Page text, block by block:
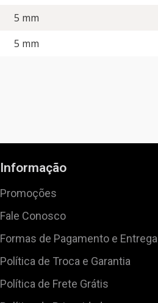
5 mm
5 mm
Informação
Promoções
Fale Conosco
Formas de Pagamento e Entrega
Política de Troca e Garantia
Política de Frete Grátis